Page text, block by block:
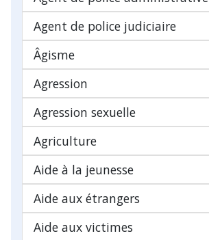
Agent de police judiciaire
Âgisme
Agression
Agression sexuelle
Agriculture
Aide à la jeunesse
Aide aux étrangers
Aide aux victimes